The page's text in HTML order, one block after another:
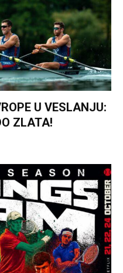
U VESLANJU:
ZLATA!